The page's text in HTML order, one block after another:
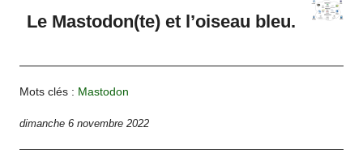
Le Mastodon(te) et l’oiseau bleu.
Mots clés : Mastodon
dimanche 6 novembre 2022